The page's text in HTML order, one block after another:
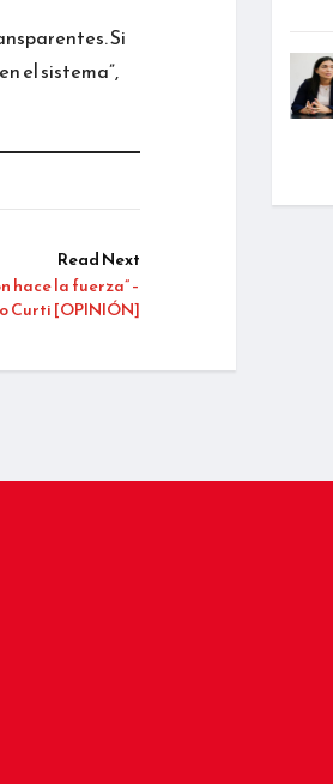
Si
el sistema”,
Read Next
hace la fuerza” –
Curti [OPINIÓN]